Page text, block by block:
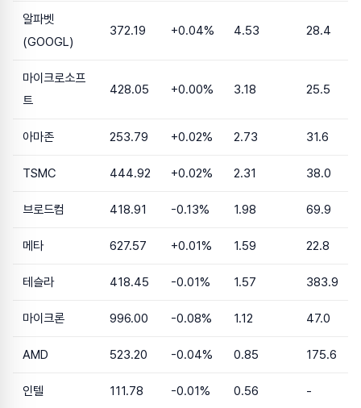
알파벳
(GOOGL)
372.19 +0.04% 4.53 28.4
마이크로소프
트
428.05 +0.00% 3.18 25.5
아마존 253.79 +0.02% 2.73 31.6
TSMC 444.92 +0.02% 2.31 38.0
브로드컴 418.91 -0.13% 1.98 69.9
메타 627.57 +0.01% 1.59 22.8
테슬라 418.45 -0.01% 1.57 383.9
마이크론 996.00 -0.08% 1.12 47.0
AMD 523.20 -0.04% 0.85 175.6
인텔 111.78 -0.01% 0.56 -